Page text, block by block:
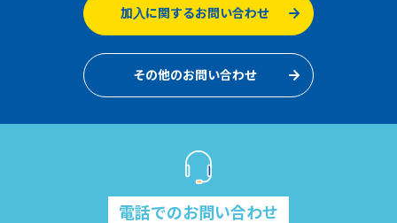
加入に関するお問い合わせ
その他のお問い合わせ
電話でのお問い合わせ